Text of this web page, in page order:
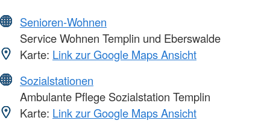
Senioren-Wohnen
Service Wohnen Templin und Eberswalde
Karte: Link zur Google Maps Ansicht
Sozialstationen
Ambulante Pflege Sozialstation Templin
Karte: Link zur Google Maps Ansicht